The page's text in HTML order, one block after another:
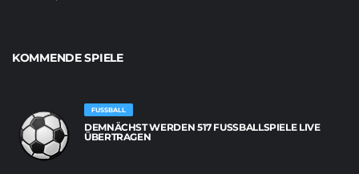
KOMMENDE SPIELE
FUSSBALL
DEMNÄCHST WERDEN 517 FUSSBALLSPIELE LIVE Ü
BERTRAGEN